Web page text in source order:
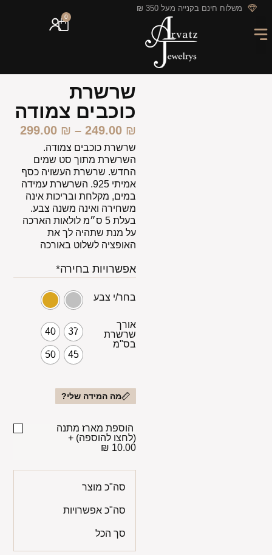
לתוכן משלוח חינם בקנייה מעל 350 ₪
0
שרשרת
כוכבים צמודה
249.00 ₪
–
299.00 ₪
שרשרת כוכבים צמודה.
השרשרת מתוך סט שמים
החדש. שרשרת העשויה כסף
אמיתי 925. השרשרת עמידה
במים, מקלחת ובריכות אינה
משחירה ואינה משנה צבע.
בעלת 5 ס״מ לולאות הארכה
על מנת שתהיה לך את
האופציה לשלוט באורכה
אפשרויות בחירה*
בחר/י צבע
אורך
שרשרת
בס"מ
37
40
45
50
מה המידה שלי?
הוספת מארז מתנה
(לחצו להוספה) +
10.00 ₪
סה"כ מוצר
סה"כ אפשרויות
סך הכל